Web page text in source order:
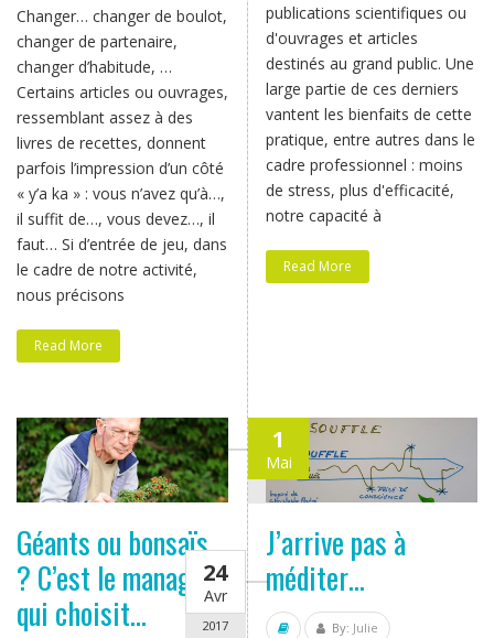
Changer… changer de boulot,
changer de partenaire,
changer d’habitude, …
Certains articles ou ouvrages,
ressemblant assez à des
livres de recettes, donnent
parfois l’impression d’un côté
« y’a ka » : vous n’avez qu’à…,
il suffit de…, vous devez…, il
faut… Si d’entrée de jeu, dans
le cadre de notre activité,
nous précisons
Read More
publications scientifiques ou
d'ouvrages et articles
destinés au grand public. Une
large partie de ces derniers
vantent les bienfaits de cette
pratique, entre autres dans le
cadre professionnel : moins
de stress, plus d'efficacité,
notre capacité à
Read More
1
Mai
2017
Géants ou bonsaïs
? C’est le manager
qui choisit…
24
Avr
2017
J’arrive pas à
méditer…
By: Julie